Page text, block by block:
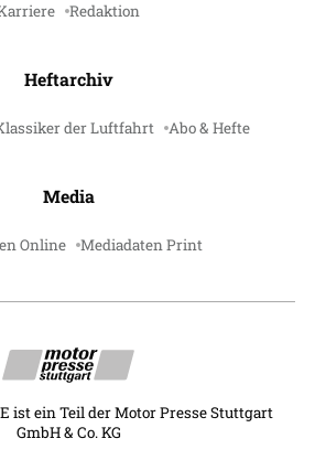
Redaktion
Heftarchiv
der Luftfahrt Abo & Hefte
Media
Online Mediadaten Print
ist ein Teil der Motor Presse Stuttgart
GmbH & Co. KG